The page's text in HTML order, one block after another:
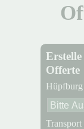
Erstelle
Offerte
Hüpfburg